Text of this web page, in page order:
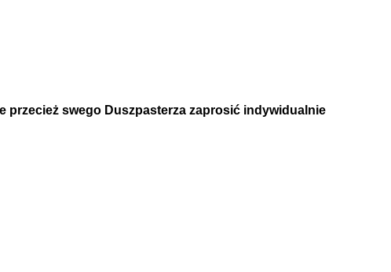
przecież swego Duszpasterza zaprosić indywidualnie